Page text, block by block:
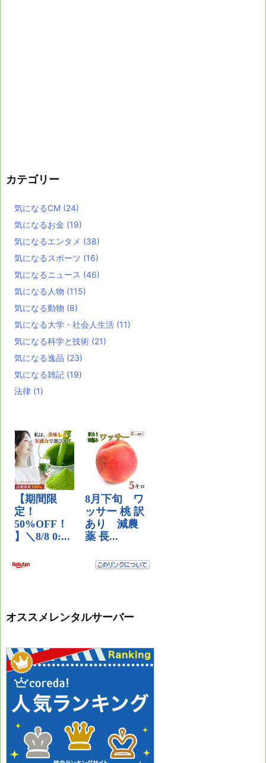
カテゴリー
気になるCM (24)
気になるお金 (19)
気になるエンタメ (38)
気になるスポーツ (16)
気になるニュース (46)
気になる人物 (115)
気になる動物 (8)
気になる大学・社会人生活 (11)
気になる科学と技術 (21)
気になる逸品 (23)
気になる雑記 (19)
法律 (1)
オススメレンタルサーバー